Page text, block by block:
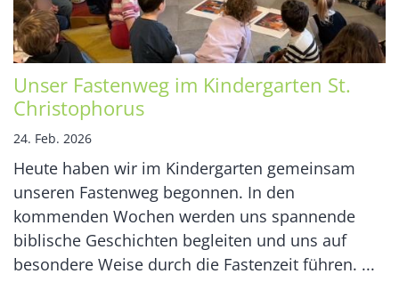
Unser Fastenweg im Kindergarten St.
Christophorus
24. Feb. 2026
Heute haben wir im Kindergarten gemeinsam
unseren Fastenweg begonnen. In den
kommenden Wochen werden uns spannende
biblische Geschichten begleiten und uns auf
besondere Weise durch die Fastenzeit führen. ...